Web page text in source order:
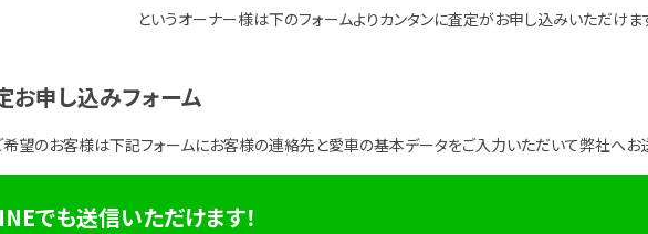
というオーナー様は下のフォームよりカンタンに査定がお申し込みいただけま
お申し込みフォーム
希望のお客様は下記フォームにお客様の連絡先と愛車の基本データをご入力いただいて弊社へお
でも送信いただけます！